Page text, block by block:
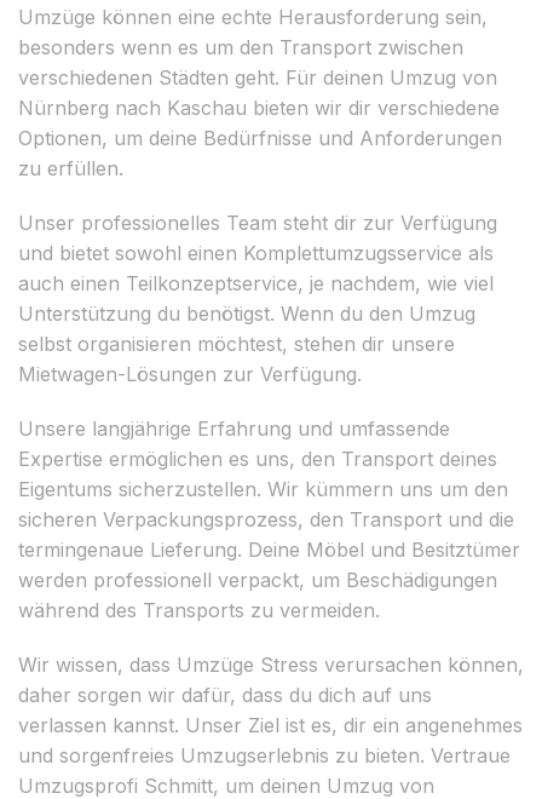
Umzüge können eine echte Herausforderung sein,
besonders wenn es um den Transport zwischen
verschiedenen Städten geht. Für deinen Umzug von
Nürnberg nach Kaschau bieten wir dir verschiedene
Optionen, um deine Bedürfnisse und Anforderungen
zu erfüllen.
Unser professionelles Team steht dir zur Verfügung
und bietet sowohl einen Komplettumzugsservice als
auch einen Teilkonzeptservice, je nachdem, wie viel
Unterstützung du benötigst. Wenn du den Umzug
selbst organisieren möchtest, stehen dir unsere
Mietwagen-Lösungen zur Verfügung.
Unsere langjährige Erfahrung und umfassende
Expertise ermöglichen es uns, den Transport deines
Eigentums sicherzustellen. Wir kümmern uns um den
sicheren Verpackungsprozess, den Transport und die
termingenaue Lieferung. Deine Möbel und Besitztümer
werden professionell verpackt, um Beschädigungen
während des Transports zu vermeiden.
Wir wissen, dass Umzüge Stress verursachen können,
daher sorgen wir dafür, dass du dich auf uns
verlassen kannst. Unser Ziel ist es, dir ein angenehmes
und sorgenfreies Umzugserlebnis zu bieten. Vertraue
Umzugsprofi Schmitt, um deinen Umzug von